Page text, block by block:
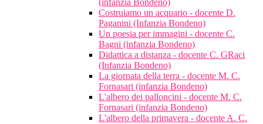
(infanzia Bondeno)
Costruiamo un acquario - docente D.
Paganini (Infanzia Bondeno)
Un poesia per immagini - docente C.
Bagni (infanzia Bondeno)
Didattica a distanza - docente C. GRaci
(Infanzia Bondeno)
La giornata della terra - docente M. C.
Fornasari (infanzia Bondeno)
L'albero dei palloncini - docente M. C.
Fornasari (infanzia Bondeno)
L'albero della primavera - docente A. C.